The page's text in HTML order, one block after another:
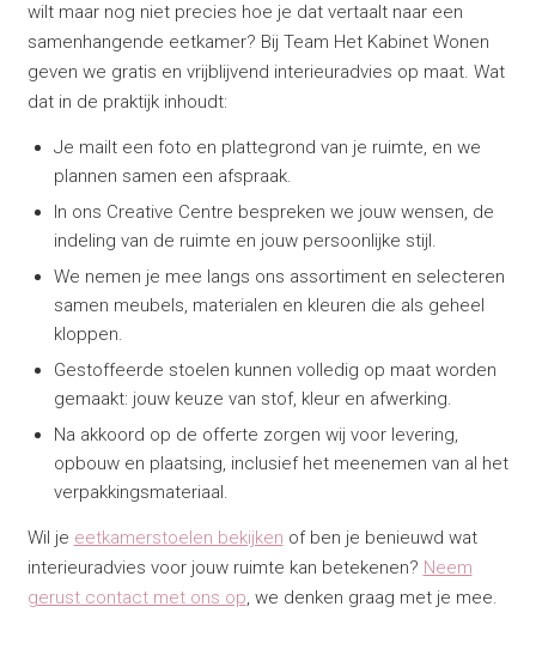
wilt maar nog niet precies hoe je dat vertaalt naar een
samenhangende eetkamer? Bij Team Het Kabinet Wonen
geven we gratis en vrijblijvend interieuradvies op maat. Wat
dat in de praktijk inhoudt:
Je mailt een foto en plattegrond van je ruimte, en we
plannen samen een afspraak.
In ons Creative Centre bespreken we jouw wensen, de
indeling van de ruimte en jouw persoonlijke stijl.
We nemen je mee langs ons assortiment en selecteren
samen meubels, materialen en kleuren die als geheel
kloppen.
Gestoffeerde stoelen kunnen volledig op maat worden
gemaakt: jouw keuze van stof, kleur en afwerking.
Na akkoord op de offerte zorgen wij voor levering,
opbouw en plaatsing, inclusief het meenemen van al het
verpakkingsmateriaal.
Wil je eetkamerstoelen bekijken of ben je benieuwd wat
interieuradvies voor jouw ruimte kan betekenen? Neem
gerust contact met ons op, we denken graag met je mee.